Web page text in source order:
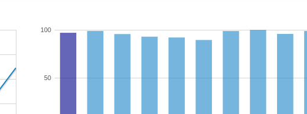
50
100